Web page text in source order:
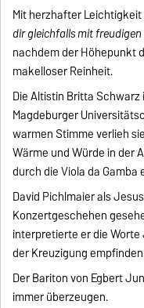
Mit herzhafter
dir gleichfalls mit
nachdem der Höhepunkt
makelloser Reinheit.
Die Altistin Britta
Magdeburger
warmen Stimme verlieh
Wärme und Würde in der
durch die Viola da Gamba
David Pichlmaier als
Konzertgeschehen
interpretierte er die
der Kreuzigung
Der Bariton von Egbert
immer überzeugen.